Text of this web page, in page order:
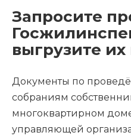
Запросите
выгрузите
Документы по
собраниям
многоквартирном
управляющей